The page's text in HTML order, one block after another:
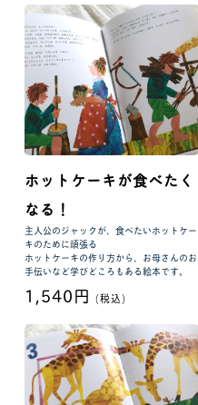
ホットケーキが食べたく
なる！
主人公のジャックが、食べたいホットケー
キのために頑張る
ホットケーキの作り方から、お母さんのお
手伝いなど学びどころもある絵本です。
1,540円 (税込)